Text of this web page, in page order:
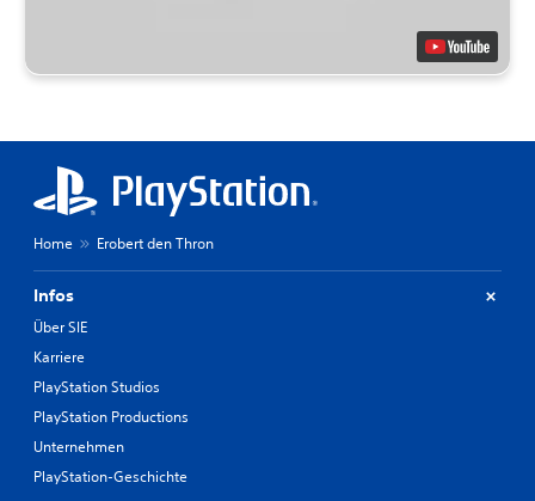
Home Erobert den Thron
Infos
Über SIE
Karriere
PlayStation Studios
PlayStation Productions
Unternehmen
PlayStation-Geschichte